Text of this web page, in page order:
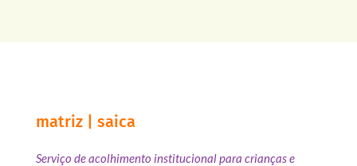
matriz | saica
Serviço de acolhimento institucional para crianças e